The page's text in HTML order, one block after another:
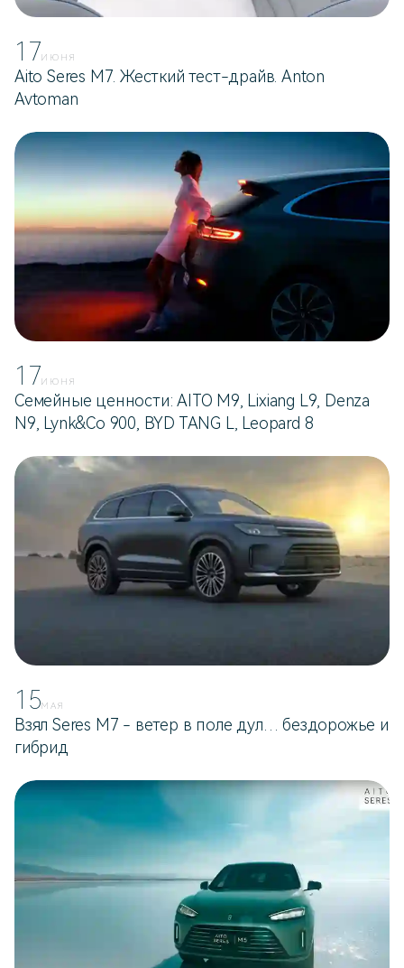
17ИЮНЯ
Aito Seres M7. Жесткий тест-драйв. Anton
Avtoman
17ИЮНЯ
Семейные ценности: AITO M9, Lixiang L9, Denza
N9, Lynk&Co 900, BYD TANG L, Leopard 8
15МАЯ
Взял Seres M7 - ветер в поле дул… бездорожье и
гибрид